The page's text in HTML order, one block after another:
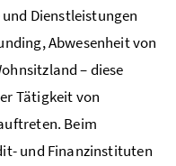
Dienstleistungen
, Abwesenheit von
– diese
Tätigkeit von
Beim
und Finanzinstituten